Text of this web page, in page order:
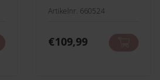
Artikelnr. 660524
€109,99